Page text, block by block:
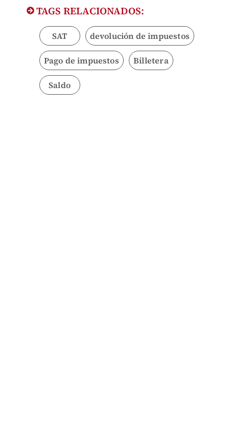
TAGS RELACIONADOS:
SAT devolución de impuestos
Pago de impuestos Billetera
Saldo